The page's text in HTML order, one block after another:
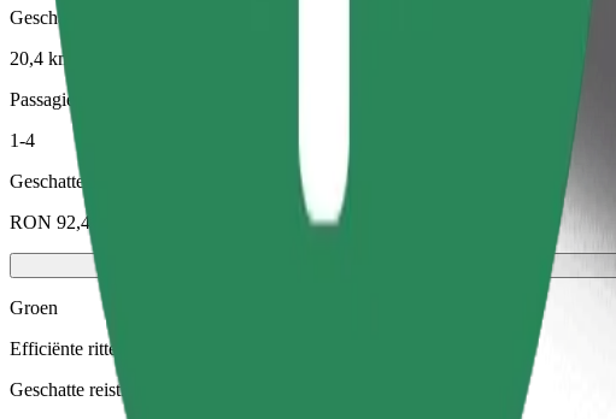
Geschatte afstand
20,4 km
Passagiers
1-4
Geschatte prijs
RON 92,40
Groen
Efficiënte ritten in hybride en elektrische voertuigen
Geschatte reistijd